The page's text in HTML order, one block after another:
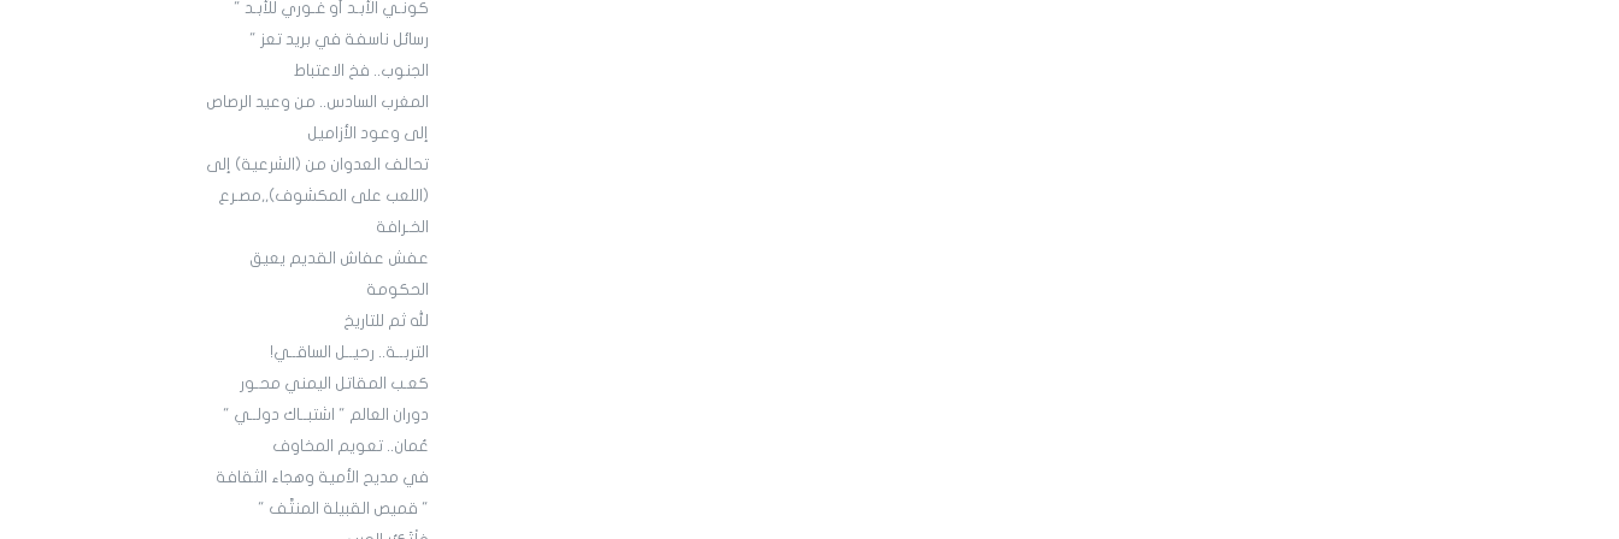
كونـي الأبـد أو غـوري للأبـد "
رسائل ناسفة في بريد تعز "
الجنوب.. فخ الاعتباط
المغرب السادس.. من وعيد الرصاص
إلى وعود الأزاميل
تحالف العدوان من (الشرعية) إلى
(اللعب على المكشوف),,مصـرع
الخـرافة
عفش عفاش القديم يعيق
الحكومة
لله ثم للتاريخ
التربــة.. رحيــل الساقــي!
كعـب المقاتل اليمني محـور
دوران العالم " اشتبــاك دولــي "
عُمان.. تعويم المخاوف
في مديح الأمية وهجاء الثقافة
" قميص القبيلة المنتَّف "